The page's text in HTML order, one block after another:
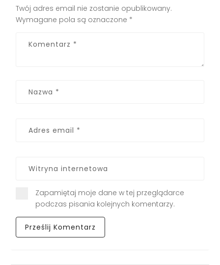
Twój adres email nie zostanie opublikowany.
Wymagane pola są oznaczone *
Zapamiętaj moje dane w tej przeglądarce
podczas pisania kolejnych komentarzy.